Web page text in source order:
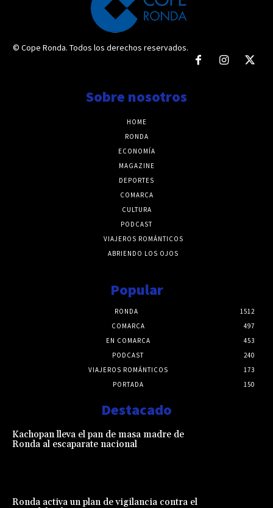
© Cope Ronda. Todos los derechos reservados.
Sobre nosotros
HOME
RONDA
ECONOMÍA
MAGAZINE
DEPORTES
COMARCA
CULTURA
PODCAST
VIAJEROS ROMÁNTICOS
ABRIENDO LOS OJOS
Popular
RONDA
1512
COMARCA
497
EN COMARCA
453
PODCAST
240
VIAJEROS ROMÁNTICOS
173
PORTADA
150
Destacado
Kachopan lleva el pan de masa madre de
Ronda al escaparate nacional
Ronda activa un plan de vigilancia contra el